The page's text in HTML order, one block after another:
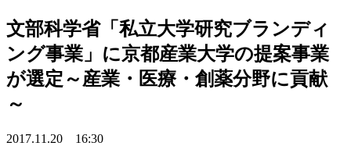
文部科学省「私立大学研究ブランディ
ング事業」に京都産業大学の提案事業
が選定～産業・医療・創薬分野に貢献
～
2017.11.20 16:30